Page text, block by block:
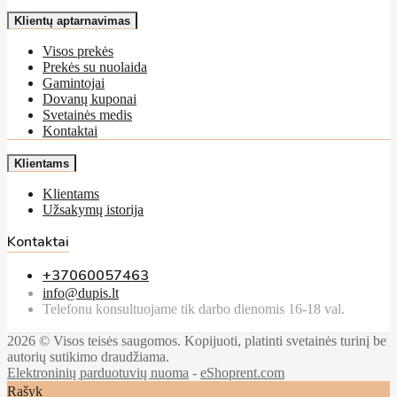
Klientų aptarnavimas
Visos prekės
Prekės su nuolaida
Gamintojai
Dovanų kuponai
Svetainės medis
Kontaktai
Klientams
Klientams
Užsakymų istorija
Kontaktai
+37060057463
info@dupis.lt
Telefonu konsultuojame tik darbo dienomis 16-18 val.
2026 © Visos teisės saugomos. Kopijuoti, platinti svetainės turinį be
autorių sutikimo draudžiama.
Elektroninių parduotuvių nuoma - eShoprent.com
Rašyk